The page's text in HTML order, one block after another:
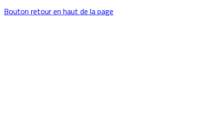
Bouton retour en haut de la page